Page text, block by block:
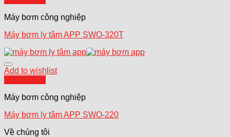
Máy bơm công nghiệp
Máy bơm ly tâm APP SWO-320T
Add to wishlist
Máy bơm công nghiệp
Máy bơm ly tâm APP SWO-220
Về chúng tôi